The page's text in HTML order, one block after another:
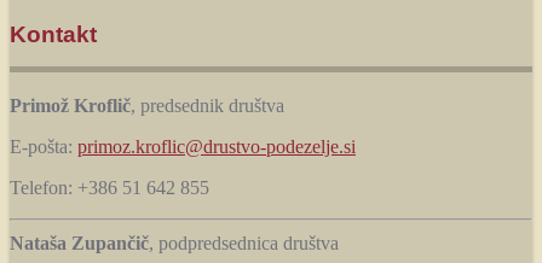
Kontakt
Primož Kroflič, predsednik društva
E-pošta: primoz.kroflic@drustvo-podezelje.si
Telefon: +386 51 642 855
Nataša Zupančič, podpredsednica društva